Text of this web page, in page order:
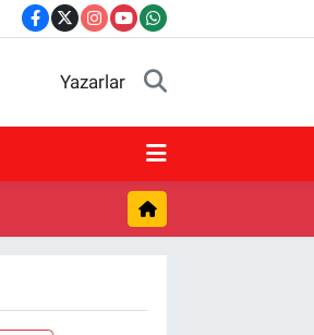
Yazarlar